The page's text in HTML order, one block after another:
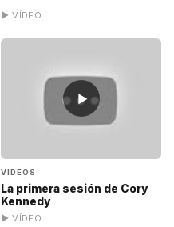
▶ VÍDEO
▶
VÍDEOS
La primera sesión de Cory
Kennedy
▶ VÍDEO